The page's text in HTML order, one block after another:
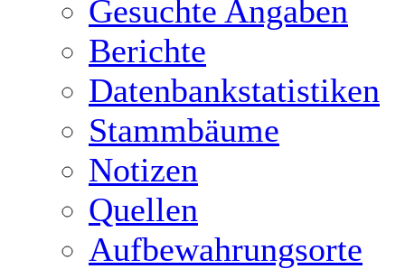
Gesuchte Angaben
Berichte
Datenbankstatistiken
Stammbäume
Notizen
Quellen
Aufbewahrungsorte